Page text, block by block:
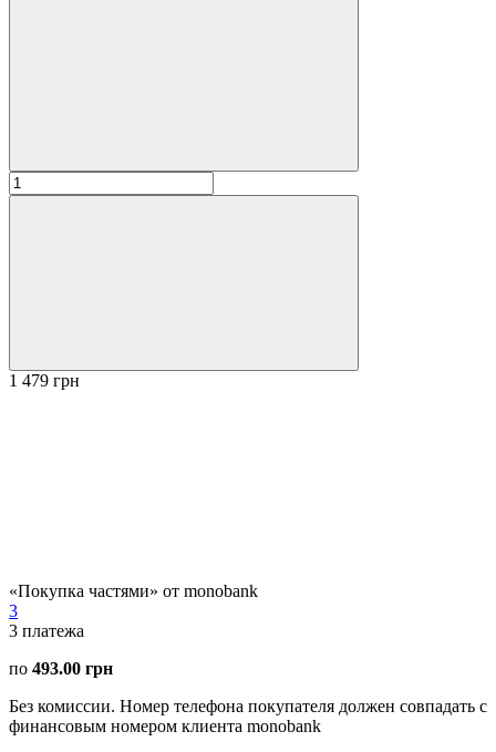
1 479 грн
«Покупка частями» от monobank
3
3 платежа
по 493.00 грн
Без комиссии. Номер телефона покупателя должен совпадать с
финансовым номером клиента monobank